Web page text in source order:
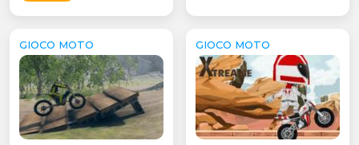
GIOCO MOTO GIOCO MOTO